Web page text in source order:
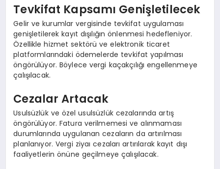
Tevkifat Kapsamı Genişletilecek
Gelir ve kurumlar vergisinde tevkifat uygulaması
genişletilerek kayıt dışılığın önlenmesi hedefleniyor.
Özellikle hizmet sektörü ve elektronik ticaret
platformlarındaki ödemelerde tevkifat yapılması
öngörülüyor. Böylece vergi kaçakçılığı engellenmeye
çalışılacak.
Cezalar Artacak
Usulsüzlük ve özel usulsüzlük cezalarında artış
öngörülüyor. Fatura verilmemesi ve alınmaması
durumlarında uygulanan cezaların da artırılması
planlanıyor. Vergi ziyaı cezaları artırılarak kayıt dışı
faaliyetlerin önüne geçilmeye çalışılacak.